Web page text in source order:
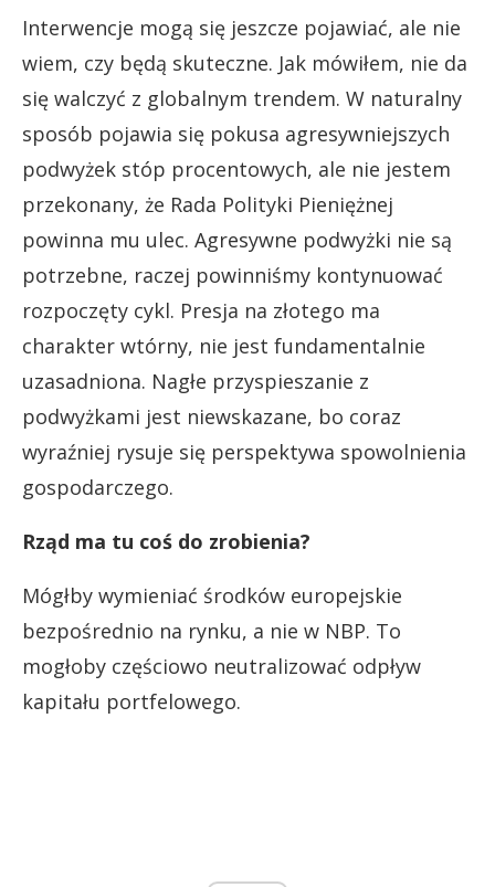
Interwencje mogą się jeszcze pojawiać, ale nie
wiem, czy będą skuteczne. Jak mówiłem, nie da
się walczyć z globalnym trendem. W naturalny
sposób pojawia się pokusa agresywniejszych
podwyżek stóp procentowych, ale nie jestem
przekonany, że Rada Polityki Pieniężnej
powinna mu ulec. Agresywne podwyżki nie są
potrzebne, raczej powinniśmy kontynuować
rozpoczęty cykl. Presja na złotego ma
charakter wtórny, nie jest fundamentalnie
uzasadniona. Nagłe przyspieszanie z
podwyżkami jest niewskazane, bo coraz
wyraźniej rysuje się perspektywa spowolnienia
gospodarczego.
Rząd ma tu coś do zrobienia?
Mógłby wymieniać środków europejskie
bezpośrednio na rynku, a nie w NBP. To
mogłoby częściowo neutralizować odpływ
kapitału portfelowego.